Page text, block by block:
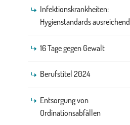
Infektionskrankheiten:
Hygienstandards ausreichend
16 Tage gegen Gewalt
Berufstitel 2024
Entsorgung von
Ordinationsabfällen